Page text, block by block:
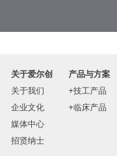
关于爱尔创
关于我们
企业文化
媒体中心
招贤纳士
产品与方案
技工产品
临床产品